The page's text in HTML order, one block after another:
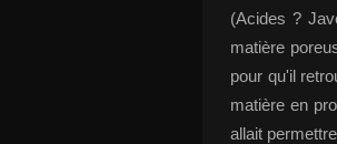
(Acides ?
matière
pour qu'il
matière en
allait